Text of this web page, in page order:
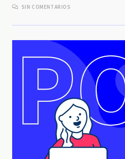
SIN COMENTARIOS